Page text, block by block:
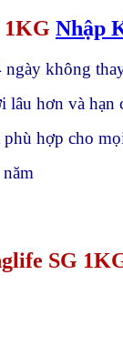
1KG Nhập
không
lâu hơn và hạn
hợp cho
SG